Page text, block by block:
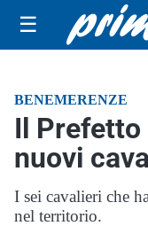
☰
BENEMERENZE
Il Prefetto
nuovi
I sei cavalieri che
nel territorio.